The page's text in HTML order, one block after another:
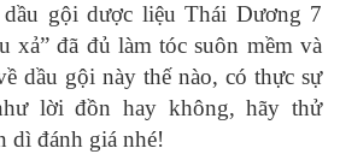
gội dược liệu Thái Dương 7
xả” đã đủ làm tóc suôn mềm và
dầu gội này thế nào, có thực sự
lời đồn hay không, hãy thử
dì đánh giá nhé!